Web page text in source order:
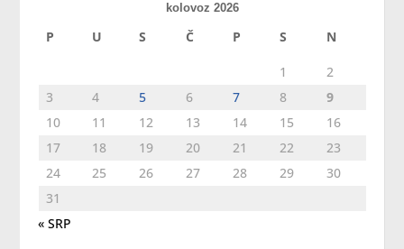
kolovoz 2026
P U S Č P S N
1
2
3
4 5 6 7 8
9
10
11 12 13 14 15
16
17
18 19 20 21 22
23
24
25 26 27 28 29
30
31
« SRP